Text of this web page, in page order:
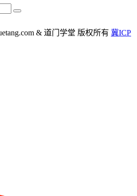
& 道门学堂 版权所有 冀ICP